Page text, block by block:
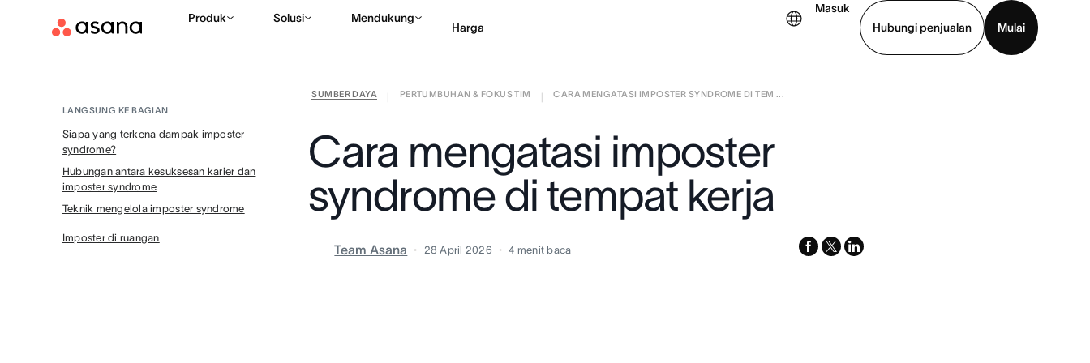
Produk Solusi Mendukung
Harga
Masuk
Hubungi penjualan
Mulai
Hubungi penjualan Lihat demo Unduh aplikasi
SUMBER DAYA PERTUMBUHAN & FOKUS TIM CARA MENGATASI IMPOSTER SYNDROME DI TEM ...
Cara mengatasi imposter
syndrome di tempat kerja
Team Asana 28 April 2026 4 menit baca facebook
x-
linkedin
LANGSUNG KE BAGIAN
Siapa yang terkena dampak imposter
syndrome?
Hubungan antara kesuksesan karier dan
imposter syndrome
Teknik mengelola imposter syndrome
Imposter di ruangan